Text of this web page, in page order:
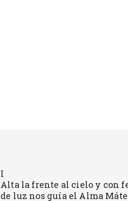
I
Alta la frente al cielo y con
de luz nos guía el Alma